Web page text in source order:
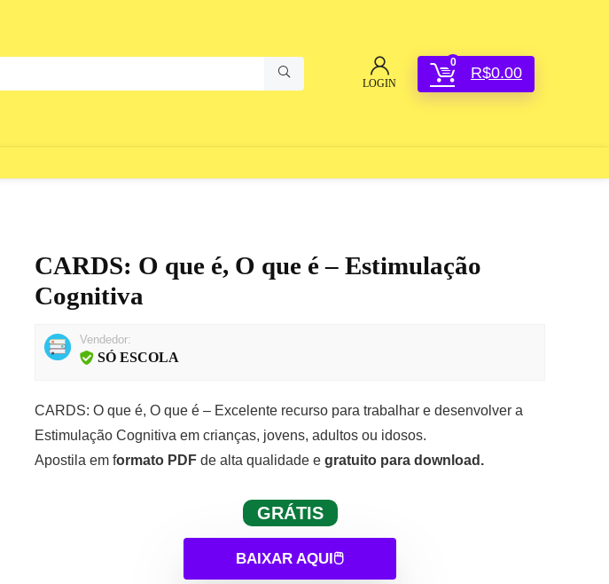
LOGIN
0
R$0.00
CARDS: O que é, O que é – Estimulação
Cognitiva
Vendedor:
SÓ ESCOLA
CARDS: O que é, O que é – Excelente recurso para trabalhar e desenvolver a
Estimulação Cognitiva em crianças, jovens, adultos ou idosos.
Apostila em formato PDF de alta qualidade e gratuito para download.
GRÁTIS
BAIXAR AQUI🖱️